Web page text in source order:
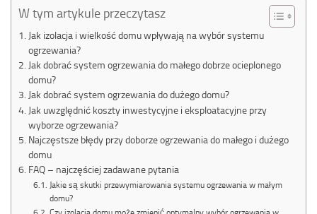
W tym artykule przeczytasz
Jak izolacja i wielkość domu wpływają na wybór systemu
ogrzewania?
Jak dobrać system ogrzewania do małego dobrze ocieplonego
domu?
Jak dobrać system ogrzewania do dużego domu?
Jak uwzględnić koszty inwestycyjne i eksploatacyjne przy
wyborze ogrzewania?
Najczęstsze błędy przy doborze ogrzewania do małego i dużego
domu
FAQ – najczęściej zadawane pytania
Jakie są skutki przewymiarowania systemu ogrzewania w małym
domu?